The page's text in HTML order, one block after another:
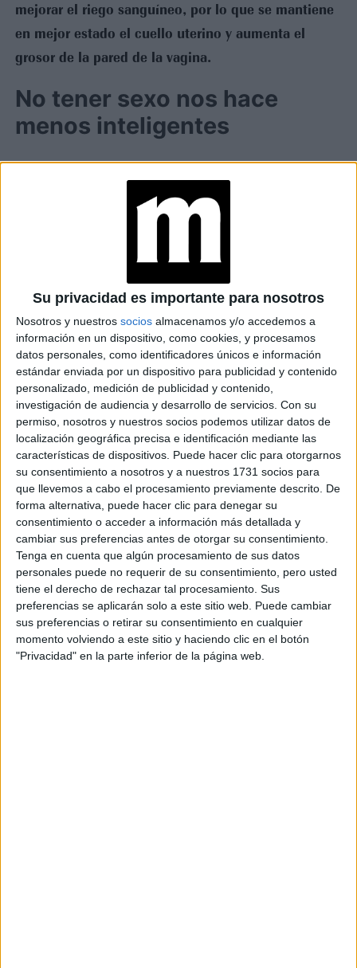
Su privacidad es importante para nosotros
Nosotros y nuestros socios almacenamos y/o accedemos a
información en un dispositivo, como cookies, y procesamos
datos personales, como identificadores únicos e información
estándar enviada por un dispositivo para publicidad y contenido
personalizado, medición de publicidad y contenido,
investigación de audiencia y desarrollo de servicios. Con su
permiso, nosotros y nuestros socios podemos utilizar datos de
localización geográfica precisa e identificación mediante las
características de dispositivos. Puede hacer clic para otorgarnos
su consentimiento a nosotros y a nuestros 1731 socios para
que llevemos a cabo el procesamiento previamente descrito. De
forma alternativa, puede hacer clic para denegar su
consentimiento o acceder a información más detallada y
cambiar sus preferencias antes de otorgar su consentimiento.
Tenga en cuenta que algún procesamiento de sus datos
personales puede no requerir de su consentimiento, pero usted
tiene el derecho de rechazar tal procesamiento. Sus
preferencias se aplicarán solo a este sitio web. Puede cambiar
sus preferencias o retirar su consentimiento en cualquier
momento volviendo a este sitio y haciendo clic en el botón
"Privacidad" en la parte inferior de la página web.
mejorar el riego sanguíneo, por lo que se mantiene
en mejor estado el cuello uterino y aumenta el
grosor de la pared de la vagina.
No tener sexo nos hace
menos inteligentes
JUGUETES SEXUALES
EN PAREJA: CONOCÉ
MÁXIMO
GENERACIÓN Z: DEL
GHOSTING A LAS
BEIGE FLAGS
FORTALECER LA
RELACIÓN EN
PAREJA: LA CLAVE
DE LAS
CONVERSACIONES
INCÓMODAS
6 DISTINTOS TIPOS
DE ORGASMO Y
CÓMO LOGRARLOS